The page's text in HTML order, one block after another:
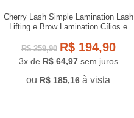
Cherry Lash Simple Lamination Lash
Lifting e Brow Lamination Cílios e
R$259,90 R$194,90
3x de R$64,97 sem juros
ou R$ 185,16 à vista